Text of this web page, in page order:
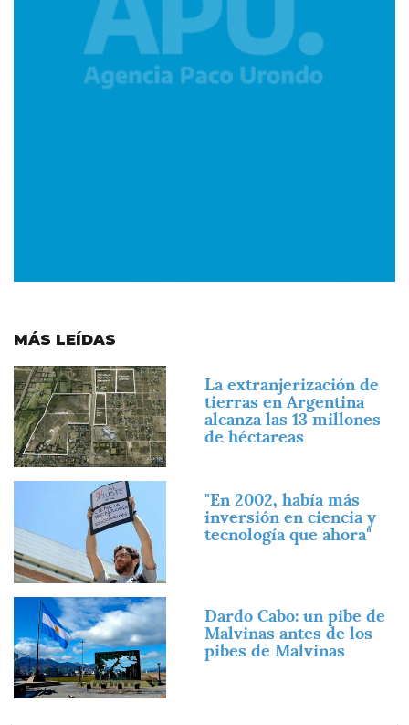
MÁS LEÍDAS
Imagen
La extranjerización de
tierras en Argentina
alcanza las 13 millones
de héctareas
"En 2002, había más
inversión en ciencia y
tecnología que ahora"
Imagen
Dardo Cabo: un pibe de
Malvinas antes de los
pibes de Malvinas